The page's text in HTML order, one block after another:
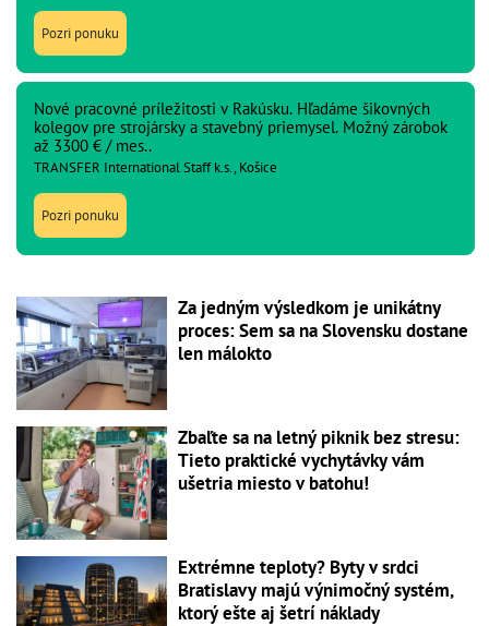
Pozri ponuku
Nové pracovné príležitosti v Rakúsku. Hľadáme šikovných
kolegov pre strojársky a stavebný priemysel. Možný zárobok
až 3300 € / mes..
TRANSFER International Staff k.s., Košice
Pozri ponuku
Za jedným výsledkom je unikátny
proces: Sem sa na Slovensku dostane
len málokto
Zbaľte sa na letný piknik bez stresu:
Tieto praktické vychytávky vám
ušetria miesto v batohu!
Extrémne teploty? Byty v srdci
Bratislavy majú výnimočný systém,
ktorý ešte aj šetrí náklady